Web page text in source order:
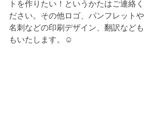
トを作りたい！というかたはご連絡く
ださい。その他ロゴ、パンフレットや
名刺などの印刷デザイン、翻訳なども
もいたします。☺️